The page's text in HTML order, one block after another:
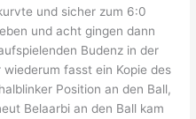
und sicher zum 6:0
und acht gingen dann
Budenz in der
fasst ein Kopie des
Position an den Ball,
Belaarbi an den Ball kam